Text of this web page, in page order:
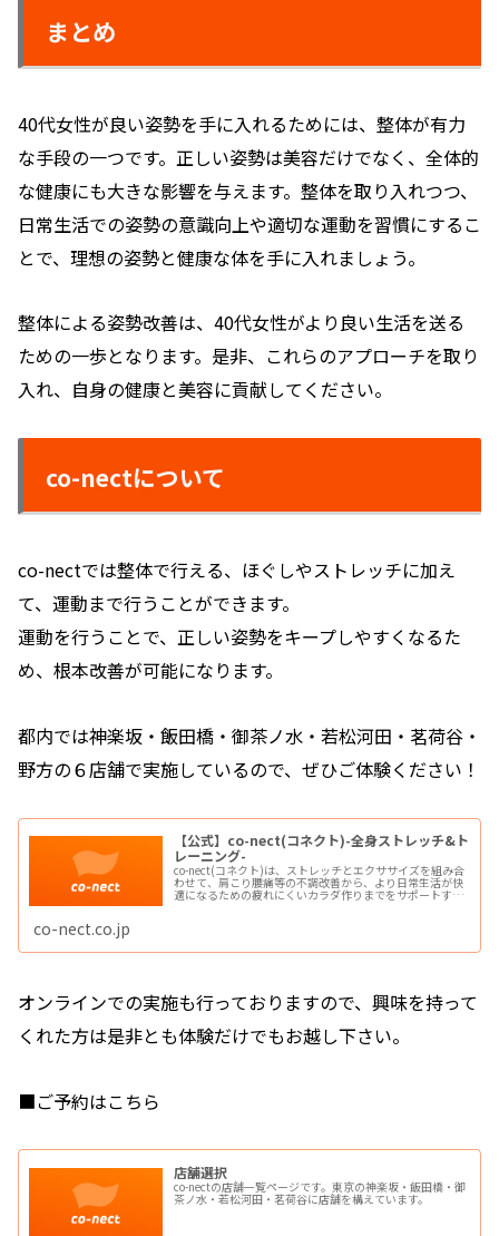
まとめ
40代女性が良い姿勢を手に入れるためには、整体が有力
な手段の一つです。正しい姿勢は美容だけでなく、全体的
な健康にも大きな影響を与えます。整体を取り入れつつ、
日常生活での姿勢の意識向上や適切な運動を習慣にするこ
とで、理想の姿勢と健康な体を手に入れましょう。
整体による姿勢改善は、40代女性がより良い生活を送る
ための一歩となります。是非、これらのアプローチを取り
入れ、自身の健康と美容に貢献してください。
co-nectについて
co-nectでは整体で行える、ほぐしやストレッチに加え
て、運動まで行うことができます。
運動を行うことで、正しい姿勢をキープしやすくなるた
め、根本改善が可能になります。
都内では神楽坂・飯田橋・御茶ノ水・若松河田・茗荷谷・
野方の６店舗で実施しているので、ぜひご体験ください！
【公式】co-nect(コネクト)-全身ストレッチ&ト
レーニング-
co-nect(コネクト)は、ストレッチとエクササイズを組み合
わせて、肩こり腰痛等の不調改善から、より日常生活が快
適になるための疲れにくいカラダ作りまでをサポートする
co-nect.co.jp
オンラインでの実施も行っておりますので、興味を持って
くれた方は是非とも体験だけでもお越し下さい。
■ご予約はこちら
店舗選択
co-nectの店舗一覧ページです。東京の神楽坂・飯田橋・御
茶ノ水・若松河田・茗荷谷に店舗を構えています。